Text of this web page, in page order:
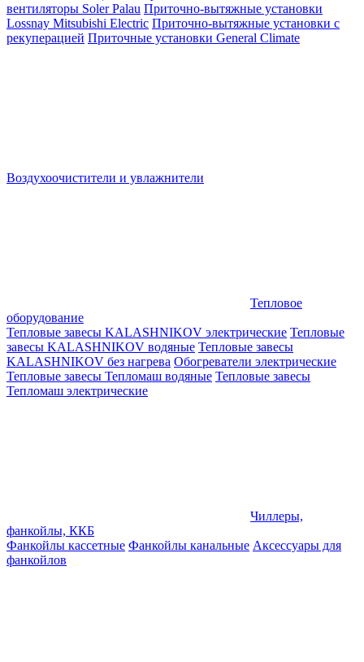
вентиляторы Soler Palau Приточно-вытяжные установки
Lossnay Mitsubishi Electric Приточно-вытяжные установки с
рекуперацией Приточные установки General Climate
Воздухоочистители и увлажнители
Тепловое
оборудование
Тепловые завесы KALASHNIKOV электрические Тепловые
завесы KALASHNIKOV водяные Тепловые завесы
KALASHNIKOV без нагрева Обогреватели электрические
Тепловые завесы Тепломаш водяные Тепловые завесы
Тепломаш электрические
Чиллеры,
фанкойлы, ККБ
Фанкойлы кассетные Фанкойлы канальные Аксессуары для
фанкойлов